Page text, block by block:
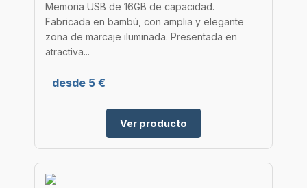
Memoria USB de 16GB de capacidad.
Fabricada en bambú, con amplia y elegante
zona de marcaje iluminada. Presentada en
atractiva...
desde 5 €
Ver producto